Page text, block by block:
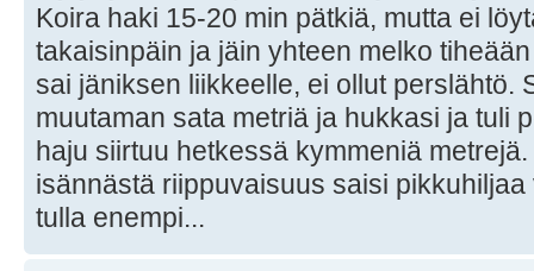
Koira haki 15-20 min pätkiä, mutta ei
takaisinpäin ja jäin yhteen melko
sai jäniksen liikkeelle, ei ollut perslähtö.
muutaman sata metriä ja hukkasi ja tuli
haju siirtuu hetkessä kymmeniä
isännästä riippuvaisuus saisi
tulla enempi...